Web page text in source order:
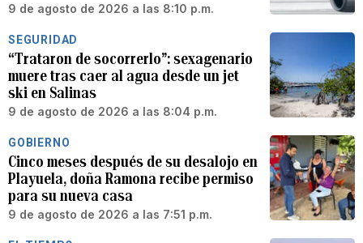
9 de agosto de 2026 a las 8:10 p.m.
SEGURIDAD
“Trataron de socorrerlo”: sexagenario
muere tras caer al agua desde un jet
ski en Salinas
9 de agosto de 2026 a las 8:04 p.m.
GOBIERNO
Cinco meses después de su desalojo en
Playuela, doña Ramona recibe permiso
para su nueva casa
9 de agosto de 2026 a las 7:51 p.m.